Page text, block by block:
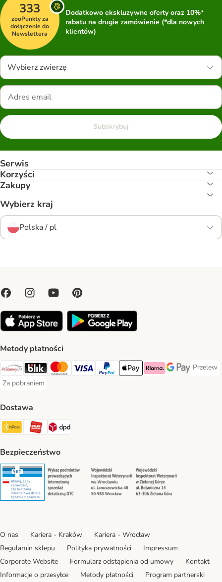
333
zooPunkty za
dołączenie do
Newslettera
Dodatkowo ekskluzywne oferty oraz 10%*
rabatu na drugie zamówienie (*dla nowych
klientów)
Wybierz zwierzę
Subskrybuj
Serwis
Korzyści
Zakupy
Wybierz kraj
Polska / pl
Metody płatności
Przelewy24 Payment Method
Blik Payment Method
MasterCard Payment Method
Visa Payment Method
PayPal Payment Method
Apple Pay Payment Method
Klarna Payment Method
Google Pay
Przelew
Przelew
Za pobraniem
Za pobraniem Payment Method
Dostawa
Paczkomat® Shipping Method
ORLEN Paczka Shipping Method
DPD Shipping Method
Bezpieczeństwo
Security Security Security
O nas Kariera - Kraków
Kariera - Wrocław
Regulamin sklepu
Polityka prywatności
Impressum
Corporate Website
Formularz odstąpienia od umowy
Kontakt
Informacje o przesyłce
Metody płatności Program partnerski